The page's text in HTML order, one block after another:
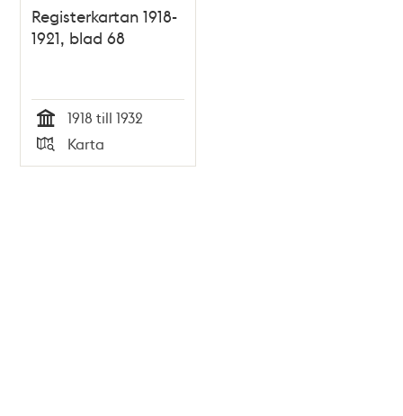
Registerkartan 1918-
1921, blad 68
Tid
1918 till 1932
Typ
Karta